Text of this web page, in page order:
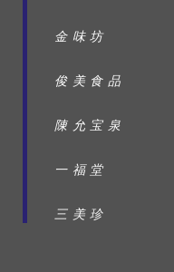
金味坊
俊美食品
陳允宝泉
一福堂
三美珍